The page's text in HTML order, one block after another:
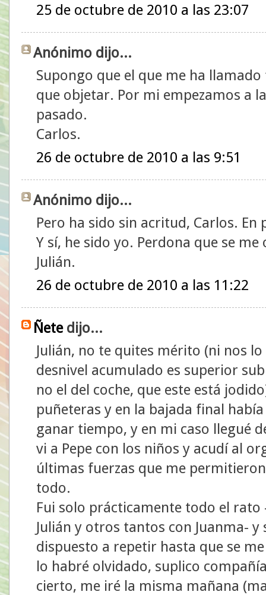
25 de octubre de 2010 a las 23:07
Anónimo dijo...
Supongo que el que me ha
que objetar. Por mi empezamos a
pasado.
Carlos.
26 de octubre de 2010 a las 9:51
Anónimo dijo...
Pero ha sido sin acritud, Carlos. En
Y sí, he sido yo. Perdona que se
Julián.
26 de octubre de 2010 a las 11:22
Ñetedijo...
Julián, no te quites mérito (ni nos
desnivel acumulado es superior
no el del coche, que este está
puñeteras y en la bajada final
ganar tiempo, y en mi caso llegué
vi a Pepe con los niños y acudí al
últimas fuerzas que me
todo.
Fui solo prácticamente todo el
Julián y otros tantos con Juanma-
dispuesto a repetir hasta que se
lo habré olvidado, suplico
cierto, me iré la misma mañana